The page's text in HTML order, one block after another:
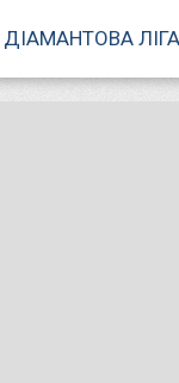
ДІАМАНТОВА ЛІГА